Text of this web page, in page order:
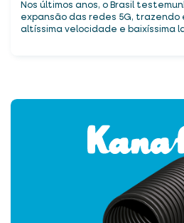
Nos últimos anos, o Brasil
expansão das redes 5G,
altíssima velocidade e baixíssima